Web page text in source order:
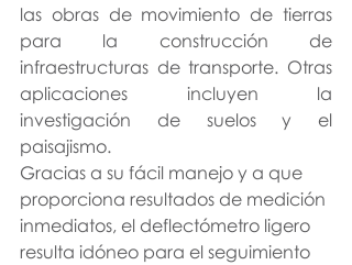
las obras de movimiento de tierras
para la construcción de
infraestructuras de transporte. Otras
aplicaciones incluyen la
investigación de suelos y el
paisajismo.
Gracias a su fácil manejo y a que
proporciona resultados de medición
inmediatos, el deflectómetro ligero
resulta idóneo para el seguimiento